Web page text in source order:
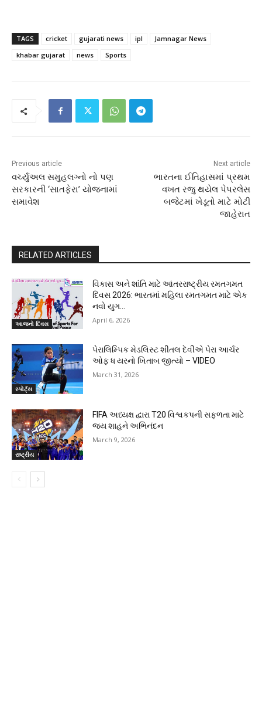
TAGS cricket gujarati news ipl
Jamnagar News
khabar gujarat
news Sports
Previous article
વર્ચ્યુઅલ સમુહલગ્નો નો પણ
સરકારની ‘સાતફેરા’ યોજનામાં
સમાવેશ
Next article
ભારતના ઈતિહાસમાં પ્રથમ
વખત રજુ થયેલ પેપરલેસ
બજેટમાં ખેડૂતો માટે મોટી
જાહેરાત
RELATED ARTICLES
આજનો દિવસ
વિકાસ અને શાંતિ માટે આંતરરાષ્ટ્રીય રમતગમત
દિવસ 2026: ભારતમાં મહિલા રમતગમત માટે એક
નવો યુગ…
April 6, 2026
સ્પોર્ટ્સ
પેરાલિમ્પિક મેડલિસ્ટ શીતલ દેવીએ પેરા આર્ચર
ઓફ ધ યરનો ખિતાબ જીત્યો – VIDEO
March 31, 2026
રાષ્ટ્રીય
FIFA અધ્યક્ષ દ્વારા T20 વિશ્વકપની સફળતા માટે
જય શાહને અભિનંદન
March 9, 2026